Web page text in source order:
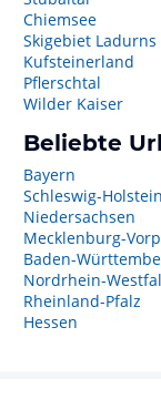
Chiemsee
Skigebiet Ladurns
Kufsteinerland
Pflerschtal
Wilder Kaiser
Beliebte
Bayern
Schleswig-Holstein
Niedersachsen
Mecklenburg-
Baden-
Nordrhein-
Rheinland-Pfalz
Hessen